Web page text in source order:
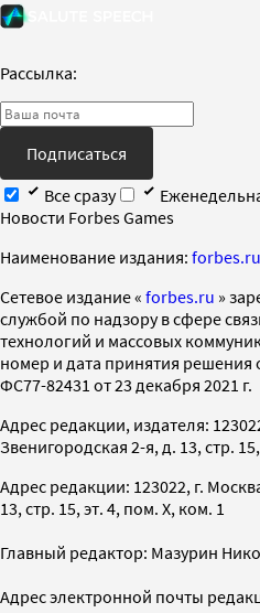
Рассылка:
Подписаться
Все сразу
Новости Forbes Games
Наименование издания: forbes.ru
Cетевое издание « forbes.ru »
службой по надзору в сфере
технологий и массовых
номер и дата принятия решения
ФС77-82431 от 23 декабря 2021 г.
Адрес редакции, издателя:
Звенигородская 2-я, д. 13, стр.
Адрес редакции: 123022, г.
13, стр. 15, эт. 4, пом. X, ком. 1
Главный редактор: Мазурин
Адрес электронной почты